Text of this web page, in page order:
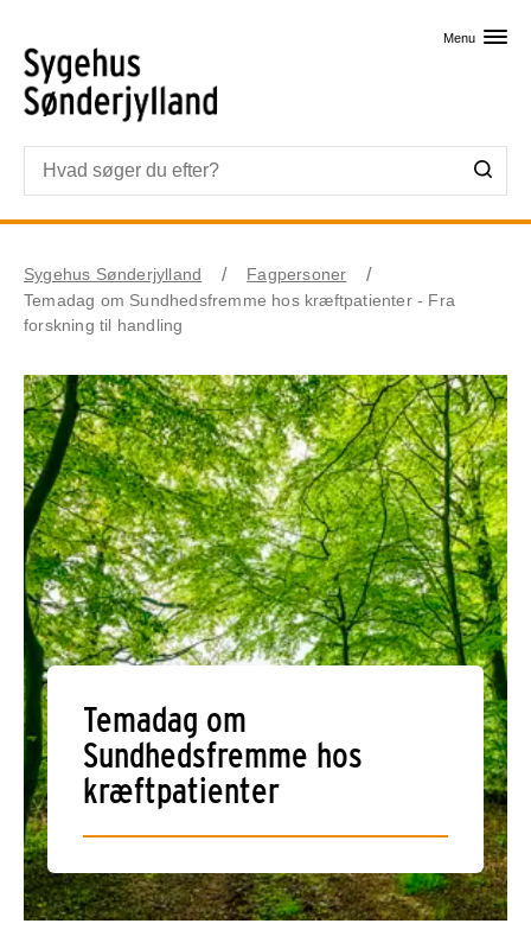
Menu
Sygehus Sønderjylland
Fagpersoner
Temadag om Sundhedsfremme hos kræftpatienter - Fra
forskning til handling
Temadag om
Sundhedsfremme hos
kræftpatienter